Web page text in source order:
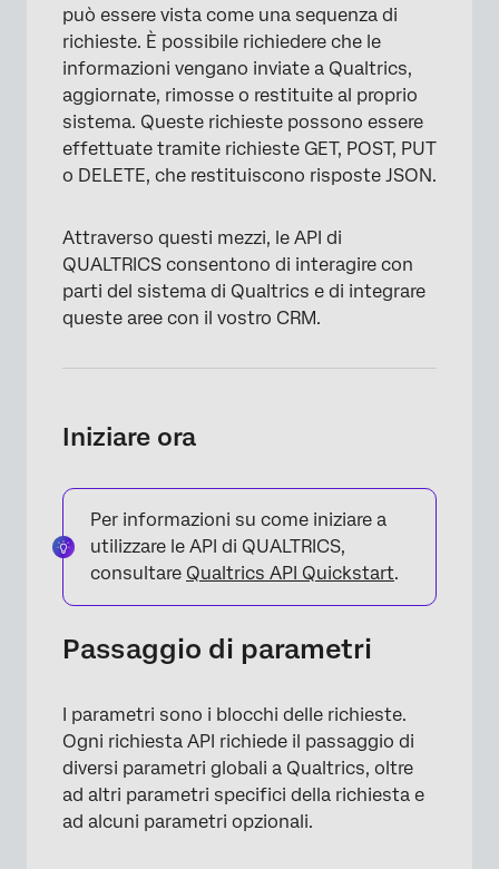
può essere vista come una sequenza di
richieste. È possibile richiedere che le
informazioni vengano inviate a Qualtrics,
aggiornate, rimosse o restituite al proprio
sistema. Queste richieste possono essere
effettuate tramite richieste GET, POST, PUT
o DELETE, che restituiscono risposte JSON.
Attraverso questi mezzi, le API di
QUALTRICS consentono di interagire con
parti del sistema di Qualtrics e di integrare
queste aree con il vostro CRM.
Iniziare ora
Per informazioni su come iniziare a
utilizzare le API di QUALTRICS,
consultare Qualtrics API Quickstart.
Passaggio di parametri
I parametri sono i blocchi delle richieste.
Ogni richiesta API richiede il passaggio di
diversi parametri globali a Qualtrics, oltre
ad altri parametri specifici della richiesta e
ad alcuni parametri opzionali.